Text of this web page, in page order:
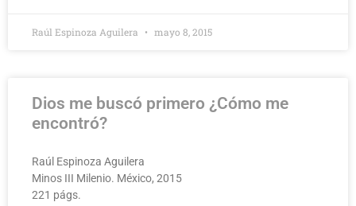
Raúl Espinoza Aguilera mayo 8, 2015
Dios me buscó primero ¿Cómo me
encontró?
Raúl Espinoza Aguilera
Minos III Milenio. México, 2015
221 págs.